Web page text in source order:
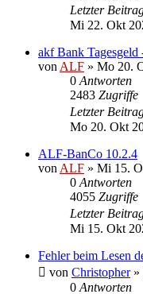
Letzter
Mi 22. Okt
akf Bank
von ALF » Mo 20.
0 Antworten
2483 Zugriffe
Letzter
Mo 20. Okt
ALF-BanCo 10.2.4
von ALF » Mi 15.
0 Antworten
4055 Zugriffe
Letzter
Mi 15. Okt
Fehler beim Lesen
von Christopher»
0 Antworten